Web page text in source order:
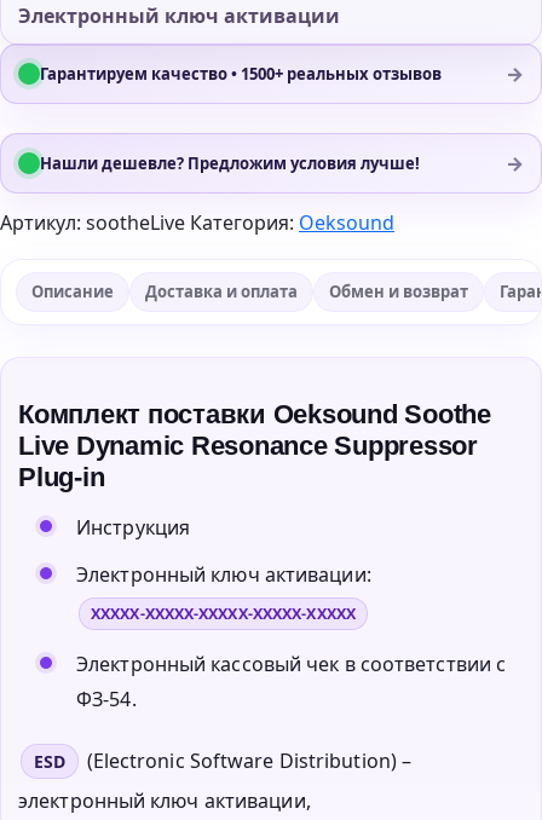
Электронный ключ активации
Гарантируем качество • 1500+ реальных отзывов →
Нашли дешевле? Предложим условия лучше! →
Артикул: sootheLive Категория: Oeksound
Описание Доставка и оплата Обмен и возврат
Комплект поставки Oeksound Soothe
Live Dynamic Resonance Suppressor
Plug-in
Инструкция
Электронный ключ активации:
XXXXX-XXXXX-XXXXX-XXXXX-XXXXX
Электронный кассовый чек в соответствии с
ФЗ-54.
ESD
(Electronic Software Distribution) –
электронный ключ активации,